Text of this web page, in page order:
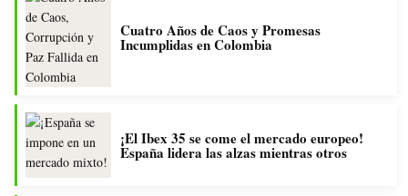
Cuatro Años de Caos y Promesas
Incumplidas en Colombia
¡El Ibex 35 se come el mercado europeo!
España lidera las alzas mientras otros